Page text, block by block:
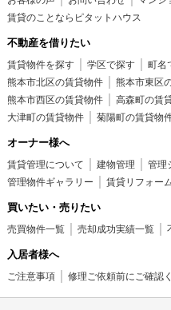
賃貸のことならピタットハウス
不動産を借りたい
賃貸物件を探す 学区で探す 町名
熊本市北区の賃貸物件
熊本市東区
熊本市西区の賃貸物件
高森町の賃
大津町の賃貸物件
菊陽町の賃貸物
オーナー様へ
賃貸管理について 建物管理 管理
管理物件ギャラリー
賃貸リフォー
買いたい・売りたい
売買物件一覧 売却成功実績一覧
入居者様へ
ご注意事項 修理ご依頼前にご確認